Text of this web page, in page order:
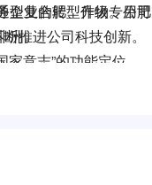
型复合肥、作物专用肥
洲。
企业的转型升级。公司
推进公司科技创新。
意志”的功能定位，
企力量。